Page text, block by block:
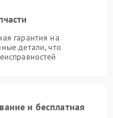
гарантия на
детали, что
и бесплатная